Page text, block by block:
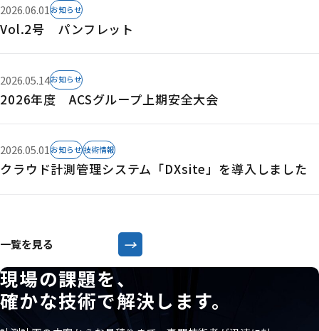
2026.06.01 お知らせ
Vol.2号 パンフレット
2026.05.14お知らせ
2026年度 ACSグループ上期安全大会
2026.05.01お知らせ技術情報
クラウド計測管理システム「DXsite」を導入しました
一覧を見る →
現場の課題を、
確かな技術で解決します。